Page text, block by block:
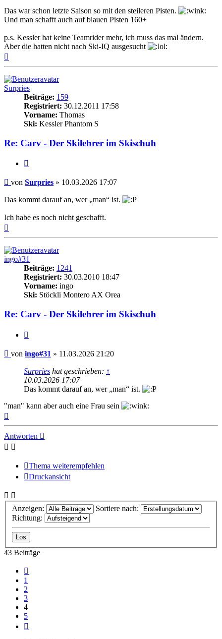
Das war schon letzte Saison so mit den steileren Pisten.
Und man schafft auch auf blauen Pisten 160+
p.s. Kessler hat keine Teamrider mehr, ich muss das mal ändern.
Aber die hatten nicht nach Ski-IQ ausgesucht
Surpries
Beiträge: 159
Registriert: 30.12.2011 17:58
Vorname: Thomas
Ski: Kessler Phantom S
Re: Carv - Der Skilehrer im Skischuh
Beitrag
von Surpries » 10.03.2026 17:07
Das kommt darauf an, wer „man“ ist.
Ich habe es noch nicht geschafft.
ingo#31
Beiträge: 1241
Registriert: 30.03.2010 18:47
Vorname: ingo
Ski: Stöckli Montero AX Orea
Re: Carv - Der Skilehrer im Skischuh
Beitrag
von ingo#31 » 11.03.2026 21:20
Surpries hat geschrieben: ↑
10.03.2026 17:07
Das kommt darauf an, wer „man“ ist.
"man" kann aber auch eine Frau sein
Antworten
Thema weiterempfehlen
Druckansicht
Anzeigen:
Sortiere nach:
Richtung:
43 Beiträge
1
2
3
4
5